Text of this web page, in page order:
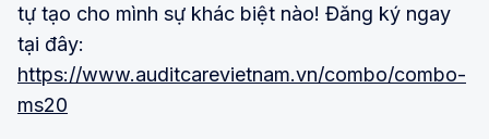
tự tạo cho mình sự khác biệt nào! Đăng ký ngay
tại đây:
https://www.auditcarevietnam.vn/combo/combo-
ms20